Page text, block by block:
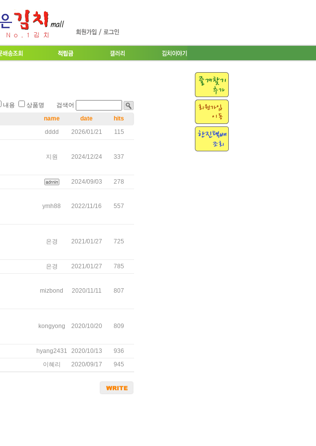
내용
상품명 검색어
name date
hits
dddd 2026/01/21 115
지원 2024/12/24 337
2024/09/03 278
ymh88 2022/11/16 557
은경 2021/01/27 725
은경 2021/01/27 785
mizbond 2020/11/11 807
kongyong 2020/10/20 809
hyang2431 2020/10/13
936
이혜리 2020/09/17 945